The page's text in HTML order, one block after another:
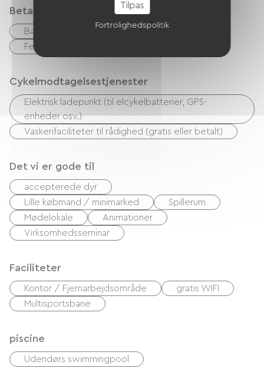
Betalingsmåder
Bank kort
Overførsel
Feriekuponer (ANCV)
Cykelmodtagelsestjenester
Elektrisk ladepunkt (til elcykelbatterier, GPS-
enheder osv.)
Vaskerifaciliteter til rådighed (gratis eller betalt)
Det vi er gode til
accepterede dyr
Lille købmand / minimarked
Spillerum
Mødelokale
Animationer
Virksomhedsseminar
Faciliteter
Kontor / Fjernarbejdsområde
gratis WIFI
Multisportsbane
piscine
Udendørs swimmingpool
Tilpas
Fortrolighedspolitik